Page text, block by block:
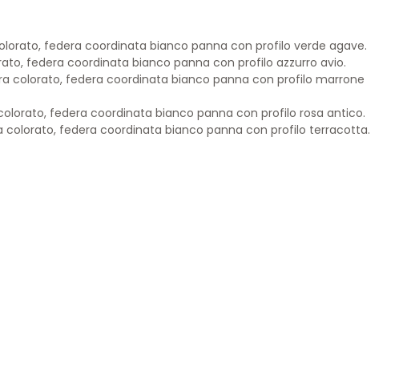
federa coordinata bianco panna con profilo verde agave.
federa coordinata bianco panna con profilo azzurro avio.
federa coordinata bianco panna con profilo marrone
federa coordinata bianco panna con profilo rosa antico.
federa coordinata bianco panna con profilo terracotta.